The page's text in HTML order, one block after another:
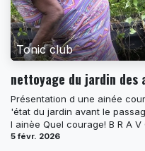
Tonic club
nettoyage du jardin des
Présentation d une ainée
'état du jardin avant le
l ainèe Quel courage! B R A V
5 févr. 2026